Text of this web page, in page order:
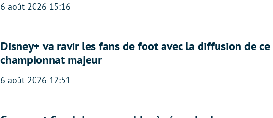
6 août 2026 15:16
Disney+ va ravir les fans de foot avec la diffusion de ce
championnat majeur
6 août 2026 12:51